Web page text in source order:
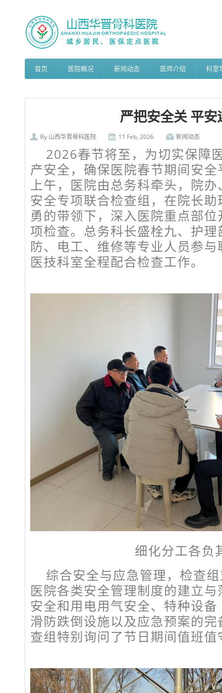
首页 医院概况 新闻动态 医师介绍 科室
严把安全关 平安
By 山西华晋骨科医院 11 Feb, 2026 新闻动态
2026春节将至，为切实保障
产安全，确保医院春节期间安
上午，医院由总务科牵头，院
安全专项联合检查组，在院长
勇的带领下，深入医院重点部
项检查。总务科长盛栓九、护
防、电工、维修等专业人员参
医技科室全程配合检查工作。
细化分工各负
综合安全与应急管理，检查
医院各类安全管理制度的建立
安全和用电用气安全、特种设
滑防跌倒设施以及应急预案的
查组特别询问了节日期间值班